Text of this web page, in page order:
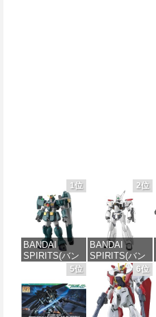
1位
BANDAI
SPIRITS(バン
ダイ スピリッ
ツ) HG 機動新
世紀ガンダムX
ガンダムレオ
パルド 1/144ス
2位
BANDAI
SPIRITS(バン
ダイ スピリッ
ツ) 機動警察パ
トレイバー
EZY RG 1/48
AV-98Plus (イ
5位 6位